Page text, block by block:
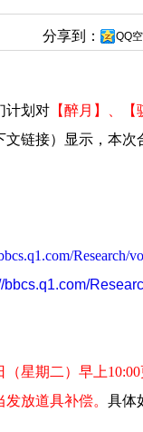
分享到： QQ
划对 【醉月】、
链接）显示，本次
Research/
bbcs.q1.com/
（星期二）早上
放道具补偿。 具体